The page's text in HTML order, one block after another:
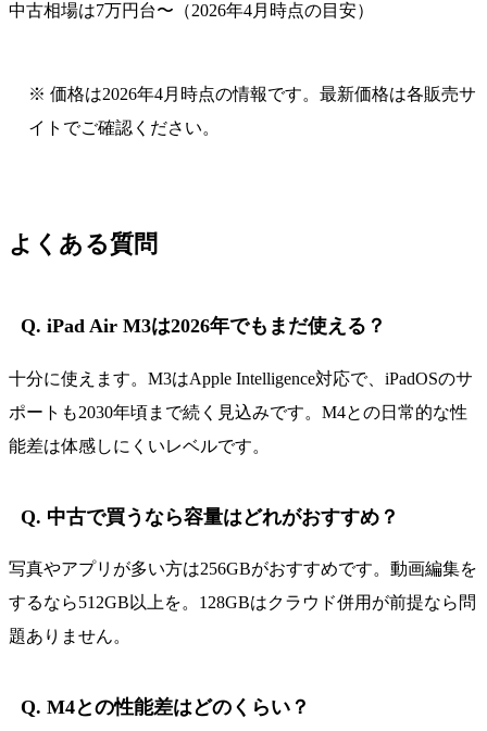
中古相場は7万円台〜（2026年4月時点の目安）
※ 価格は2026年4月時点の情報です。最新価格は各販売サ
イトでご確認ください。
よくある質問
Q. iPad Air M3は2026年でもまだ使える？
十分に使えます。M3はApple Intelligence対応で、iPadOSのサ
ポートも2030年頃まで続く見込みです。M4との日常的な性
能差は体感しにくいレベルです。
Q. 中古で買うなら容量はどれがおすすめ？
写真やアプリが多い方は256GBがおすすめです。動画編集を
するなら512GB以上を。128GBはクラウド併用が前提なら問
題ありません。
Q. M4との性能差はどのくらい？